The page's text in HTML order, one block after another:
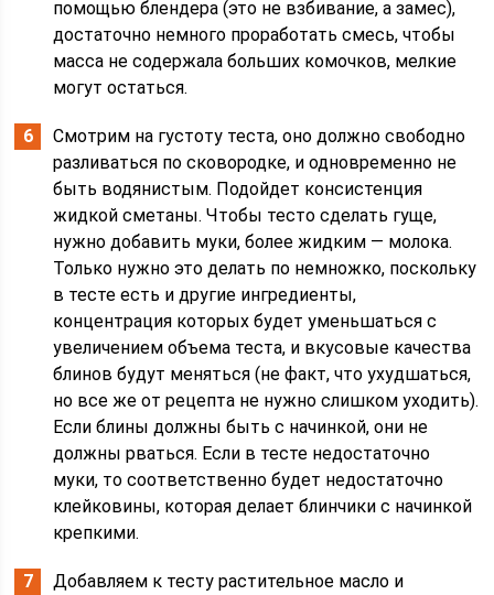
помощью блендера (это не взбивание, а замес),
достаточно немного проработать смесь, чтобы
масса не содержала больших комочков, мелкие
могут остаться.
Смотрим на густоту теста, оно должно свободно
разливаться по сковородке, и одновременно не
быть водянистым. Подойдет консистенция
жидкой сметаны. Чтобы тесто сделать гуще,
нужно добавить муки, более жидким — молока.
Только нужно это делать по немножко, поскольку
в тесте есть и другие ингредиенты,
концентрация которых будет уменьшаться с
увеличением объема теста, и вкусовые качества
блинов будут меняться (не факт, что ухудшаться,
но все же от рецепта не нужно слишком уходить).
Если блины должны быть с начинкой, они не
должны рваться. Если в тесте недостаточно
муки, то соответственно будет недостаточно
клейковины, которая делает блинчики с начинкой
крепкими.
Добавляем к тесту растительное масло и